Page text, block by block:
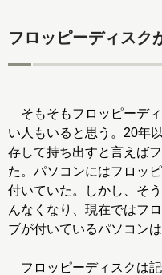
フロッピーディスク
そもそもフロッピーデ
い人もいると思う。20年
存して持ち出すと言えば
た。パソコンにはフロッ
付いていた。しかし、そ
んなくなり、現在ではフ
ブが付いているパソコンは
フロッピーディスクは